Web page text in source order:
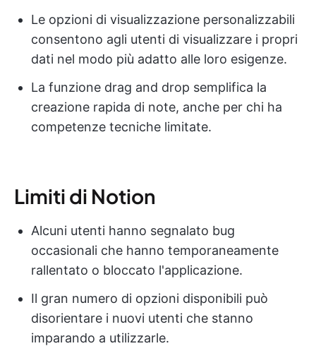
Le opzioni di visualizzazione personalizzabili
consentono agli utenti di visualizzare i propri
dati nel modo più adatto alle loro esigenze.
La funzione drag and drop semplifica la
creazione rapida di note, anche per chi ha
competenze tecniche limitate.
Limiti di Notion
Alcuni utenti hanno segnalato bug
occasionali che hanno temporaneamente
rallentato o bloccato l'applicazione.
Il gran numero di opzioni disponibili può
disorientare i nuovi utenti che stanno
imparando a utilizzarle.